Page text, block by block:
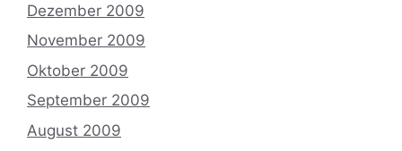
Dezember 2009
November 2009
Oktober 2009
September 2009
August 2009